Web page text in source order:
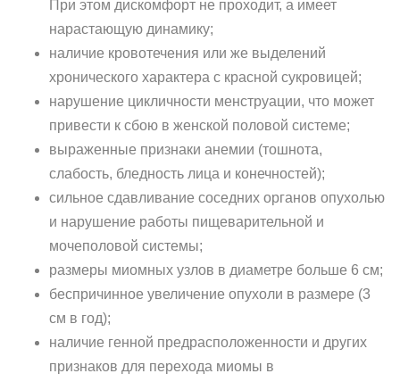
При этом дискомфорт не проходит, а имеет
нарастающую динамику;
наличие кровотечения или же выделений
хронического характера с красной сукровицей;
нарушение цикличности менструации, что может
привести к сбою в женской половой системе;
выраженные признаки анемии (тошнота,
слабость, бледность лица и конечностей);
сильное сдавливание соседних органов опухолью
и нарушение работы пищеварительной и
мочеполовой системы;
размеры миомных узлов в диаметре больше 6 см;
беспричинное увеличение опухоли в размере (3
см в год);
наличие генной предрасположенности и других
признаков для перехода миомы в